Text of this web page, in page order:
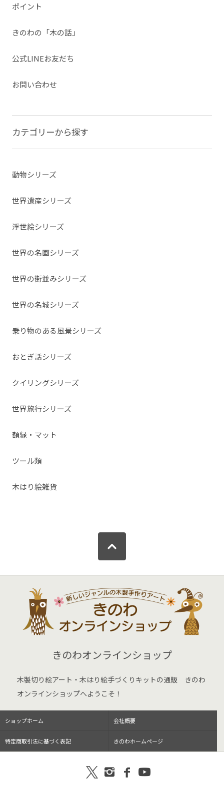
ポイント
きのわの「木の話」
公式LINEお友だち
お問い合わせ
カテゴリーから探す
動物シリーズ
世界遺産シリーズ
浮世絵シリーズ
世界の名画シリーズ
世界の街並みシリーズ
世界の名城シリーズ
乗り物のある風景シリーズ
おとぎ話シリーズ
クイリングシリーズ
世界旅行シリーズ
額縁・マット
ツール類
木はり絵雑貨
きのわオンラインショップ
木製切り絵アート・木はり絵手づくりキットの通販 きのわ
オンラインショップへようこそ！
ショップホーム 会社概要
特定商取引法に基づく表記 きのわホームページ